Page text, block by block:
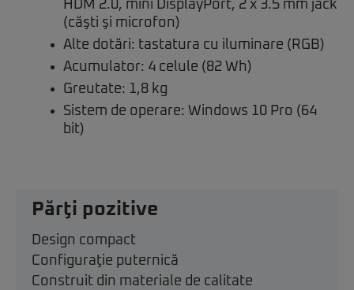
HDM 2.0, mini DisplayPort, 2 x 3.5 mm jack
(căşti şi microfon)
Alte dotări: tastatura cu iluminare (RGB)
Acumulator: 4 celule (82 Wh)
Greutate: 1,8 kg
Sistem de operare: Windows 10 Pro (64
bit)
Părţi pozitive
Design compact
Configuraţie puternică
Construit din materiale de calitate